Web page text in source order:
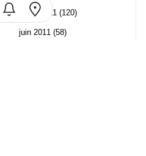
juillet 2011 (120)
juin 2011 (58)